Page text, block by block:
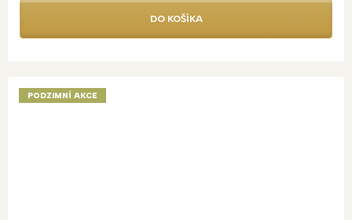
DO KOŠÍKA
PODZIMNÍ AKCE